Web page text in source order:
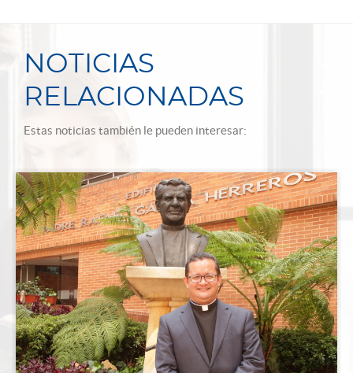
NOTICIAS
RELACIONADAS
Estas noticias también le pueden interesar: